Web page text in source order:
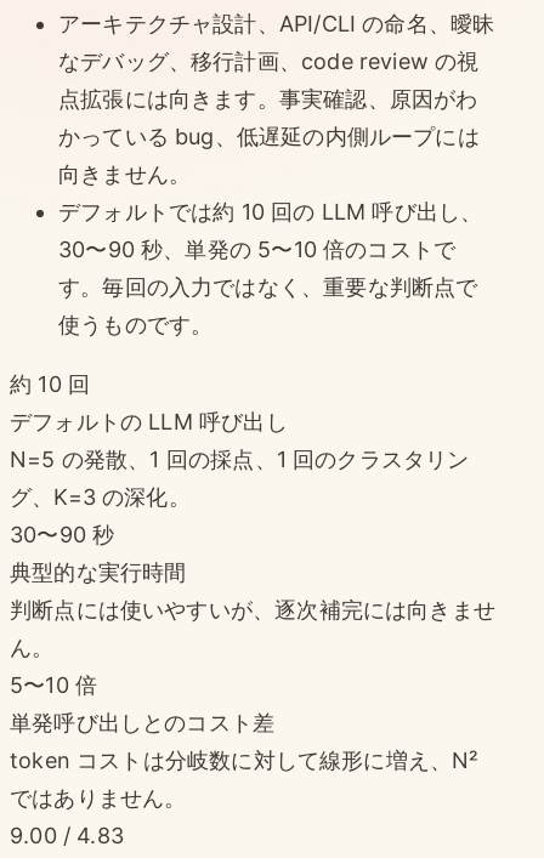
アーキテクチャ設計、API/CLI の命名、曖昧
なデバッグ、移行計画、code review の視
点拡張には向きます。事実確認、原因がわ
かっている bug、低遅延の内側ループには
向きません。
デフォルトでは約 10 回の LLM 呼び出し、
30〜90 秒、単発の 5〜10 倍のコストで
す。毎回の入力ではなく、重要な判断点で
使うものです。
約 10 回
デフォルトの LLM 呼び出し
N=5 の発散、1 回の採点、1 回のクラスタリン
グ、K=3 の深化。
30〜90 秒
典型的な実行時間
判断点には使いやすいが、逐次補完には向きませ
ん。
5〜10 倍
単発呼び出しとのコスト差
token コストは分岐数に対して線形に増え、N²
ではありません。
9.00 / 4.83